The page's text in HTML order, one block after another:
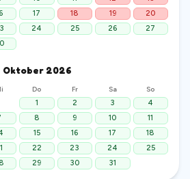
17 18 19
20
24 25 26
27
Oktober 2026
Do Fr Sa
So
1
2 3
4
8 9 10
11
15 16 17
18
22 23 24
25
29 30 31